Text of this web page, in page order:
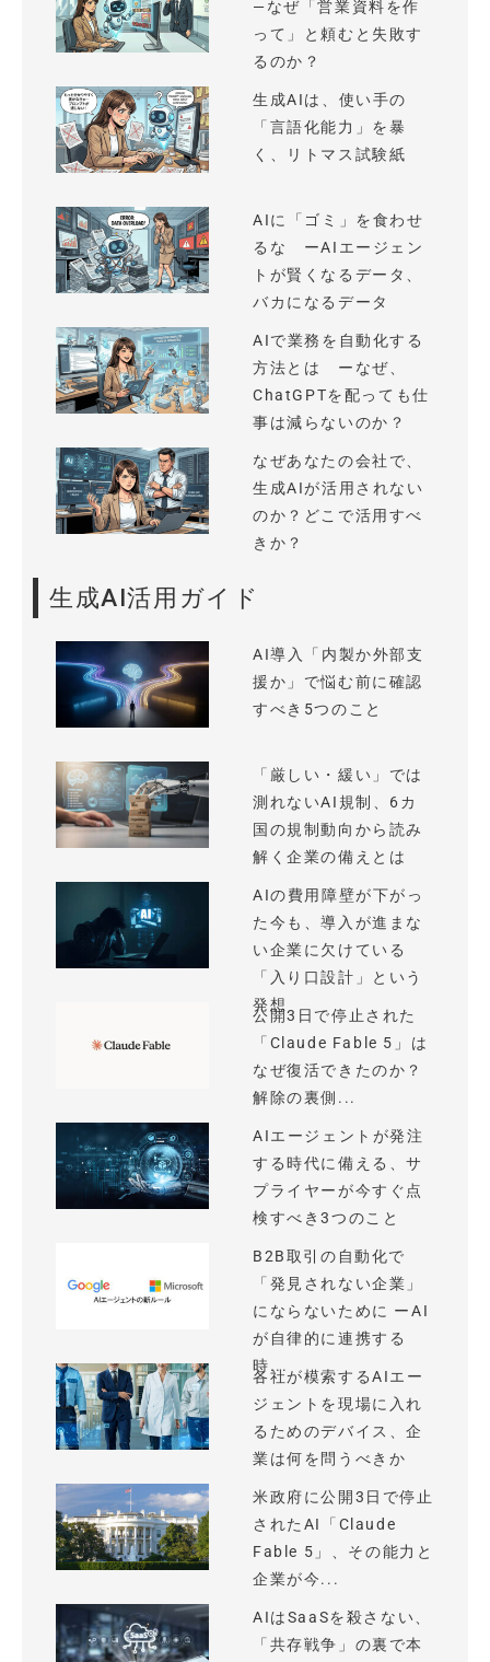
—なぜ「営業資料を作
って」と頼むと失敗す
るのか？
生成AIは、使い手の
「言語化能力」を暴
く、リトマス試験紙
AIに「ゴミ」を食わせ
るな ーAIエージェン
トが賢くなるデータ、
バカになるデータ
AIで業務を自動化する
方法とは ーなぜ、
ChatGPTを配っても仕
事は減らないのか？
なぜあなたの会社で、
生成AIが活用されない
のか？どこで活用すべ
きか？
生成AI活用ガイド
AI導入「内製か外部支
援か」で悩む前に確認
すべき5つのこと
「厳しい・緩い」では
測れないAI規制、6カ
国の規制動向から読み
解く企業の備えとは
AIの費用障壁が下がっ
た今も、導入が進まな
い企業に欠けている
「入り口設計」という
発想
公開3日で停止された
「Claude Fable 5」は
なぜ復活できたのか？
解除の裏側...
AIエージェントが発注
する時代に備える、サ
プライヤーが今すぐ点
検すべき3つのこと
B2B取引の自動化で
「発見されない企業」
にならないために ーAI
が自律的に連携する
時...
各社が模索するAIエー
ジェントを現場に入れ
るためのデバイス、企
業は何を問うべきか
米政府に公開3日で停止
されたAI「Claude
Fable 5」、その能力と
企業が今...
AIはSaaSを殺さない、
「共存戦争」の裏で本